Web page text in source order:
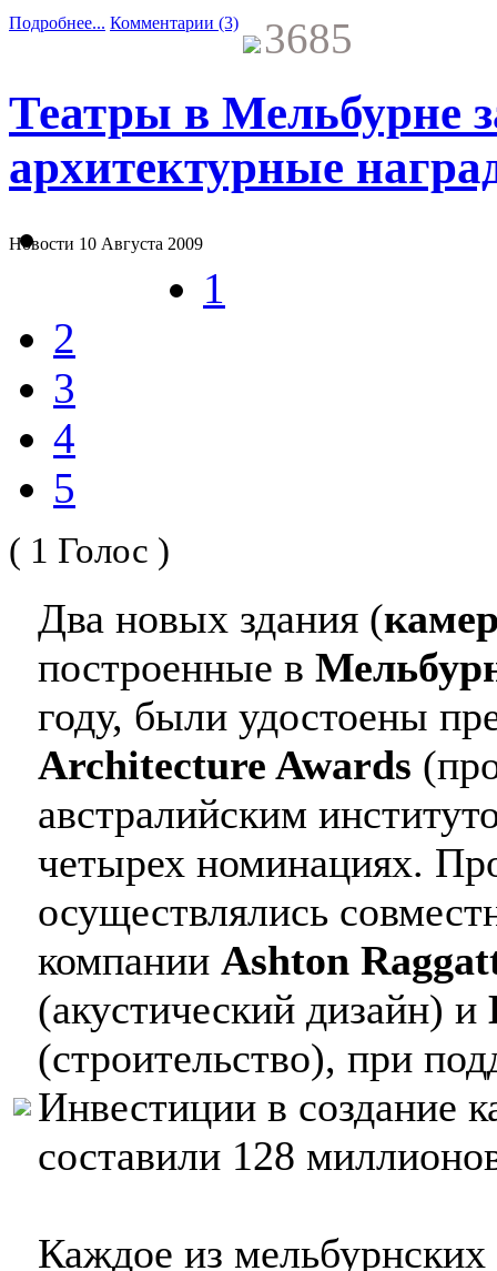
Подробнее... Комментарии (3) 3685
Театры в Мельбурне
архитектурные
Новости 10 Августа 2009
1
2
3
4
5
( 1 Голос )
Два новых здания (
построенные в
году, были удостоены
Architecture Awards
австралийским
четырех номинациях.
осуществлялись
компании Ashton
(акустический дизайн) и
(строительство), при
Инвестиции в создание
составили 128
Каждое из мельбурнских